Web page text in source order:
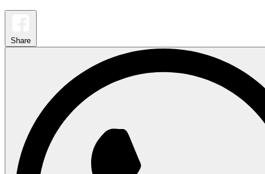
Share